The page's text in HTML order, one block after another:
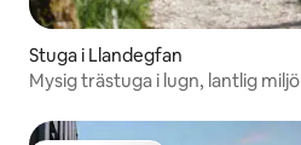
Stuga i Llandegfan
Mysig trästuga i lugn, lantlig miljö